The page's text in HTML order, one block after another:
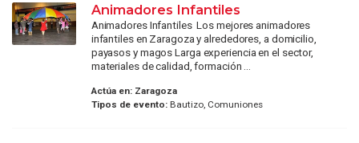
Animadores Infantiles
Animadores Infantiles Los mejores animadores
infantiles en Zaragoza y alrededores, a domicilio,
payasos y magos Larga experiencia en el sector,
materiales de calidad, formación ...
Actúa en: Zaragoza
Tipos de evento:Bautizo, Comuniones